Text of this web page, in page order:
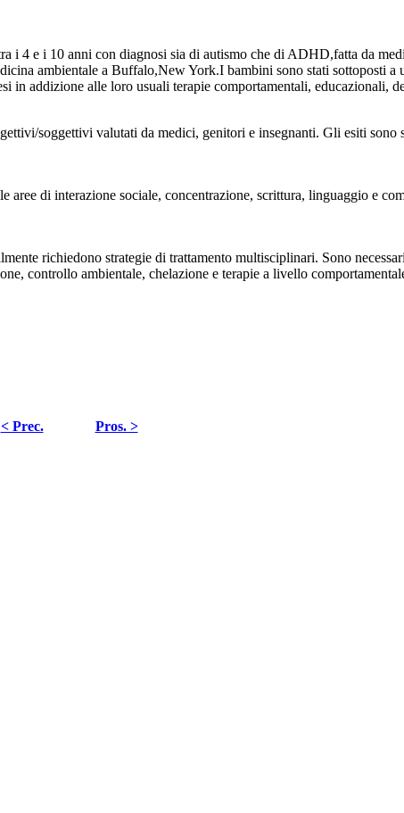
i 4 e i 10 anni con diagnosi sia di autismo che di ADHD,fatta da
ambientale a Buffalo,New York.I bambini sono stati sottoposti a
in addizione alle loro usuali terapie comportamentali, educazionali,
soggettivi valutati da medici, genitori e insegnanti. Gli esiti sono
di interazione sociale, concentrazione, scrittura, linguaggio e
richiedono strategie di trattamento multisciplinari. Sono
controllo ambientale, chelazione e terapie a livello
< Prec.
Pros. >